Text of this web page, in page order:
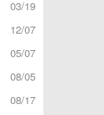
03/19
12/07
05/07
08/05
08/17